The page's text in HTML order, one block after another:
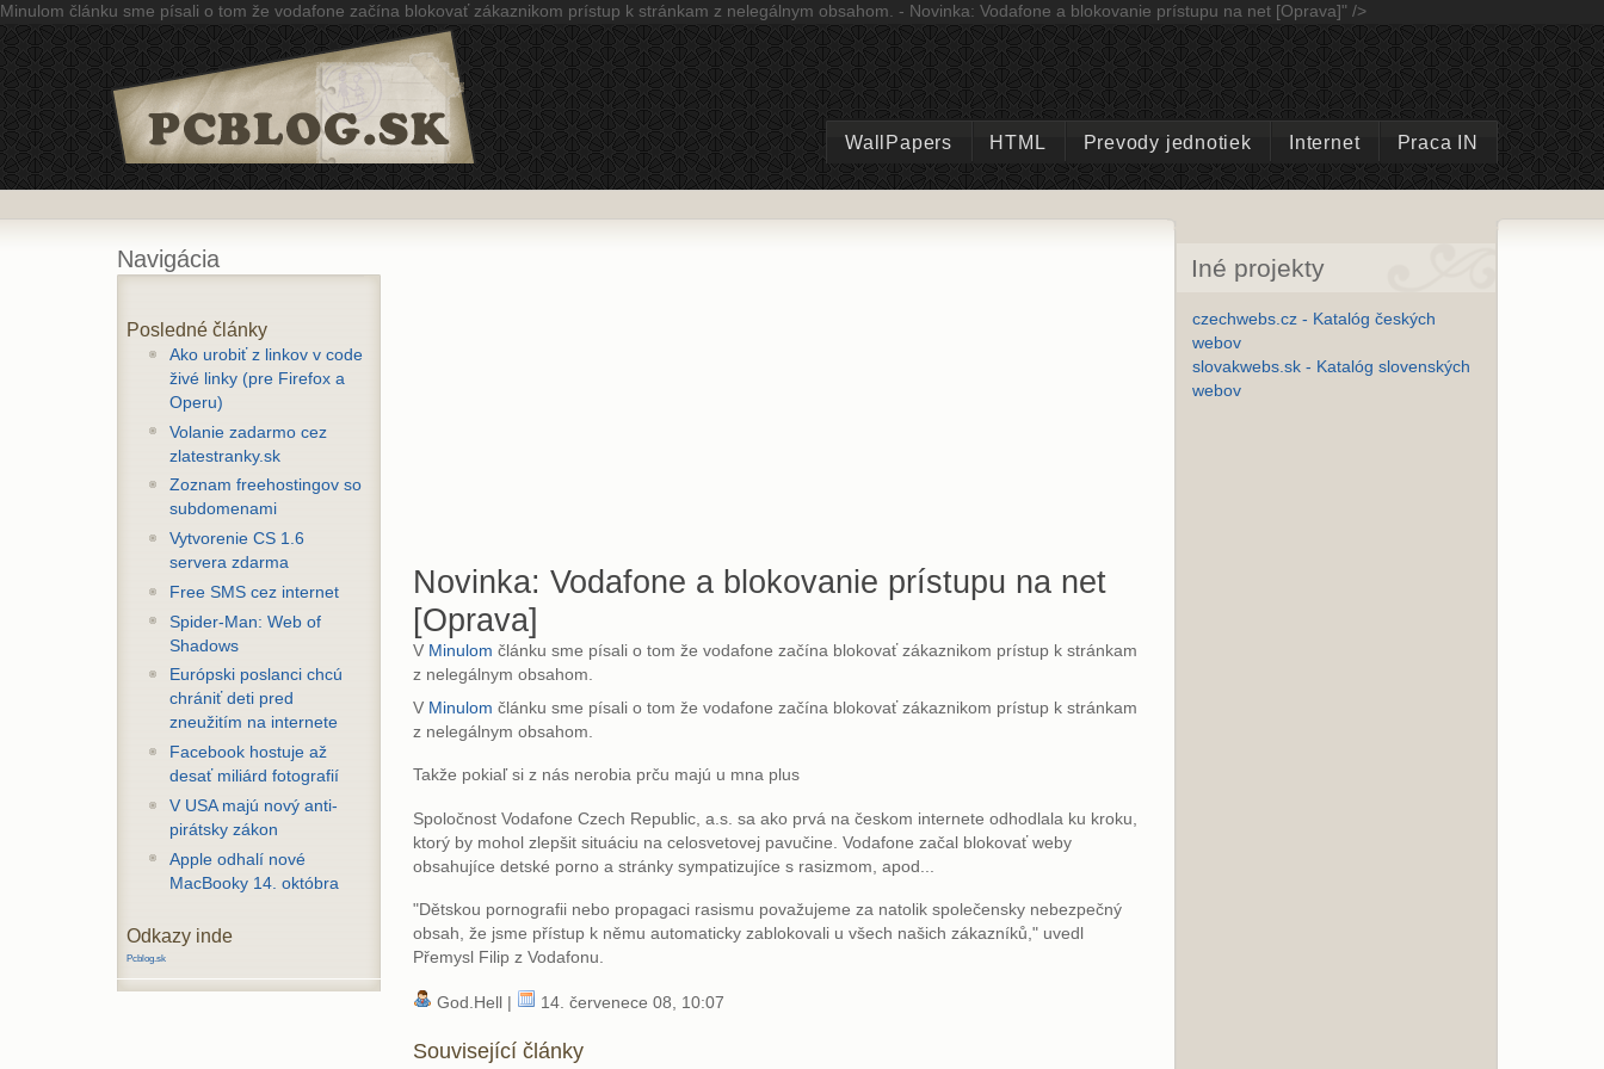
Minulom článku sme písali o tom že vodafone začína blokovať zákaznikom prístup k stránkam z nelegálnym obsahom. - Novinka: Vodafone a blokovanie prístupu na net [Oprava]" />
WallPapers HTML Prevody jednotiek Internet Praca IN
Navigácia
Posledné články
Ako urobiť z linkov v code
živé linky (pre Firefox a
Operu)
Volanie zadarmo cez
zlatestranky.sk
Zoznam freehostingov so
subdomenami
Vytvorenie CS 1.6
servera zdarma
Free SMS cez internet
Spider-Man: Web of
Shadows
Európski poslanci chcú
chrániť deti pred
zneužitím na internete
Facebook hostuje až
desať miliárd fotografií
V USA majú nový anti-
pirátsky zákon
Apple odhalí nové
MacBooky 14. októbra
Odkazy inde
Pcblog.sk
Novinka: Vodafone a blokovanie prístupu na net
[Oprava]
V Minulom článku sme písali o tom že vodafone začína blokovať zákaznikom prístup k stránkam
z nelegálnym obsahom.
V Minulom článku sme písali o tom že vodafone začína blokovať zákaznikom prístup k stránkam
z nelegálnym obsahom.
Takže pokiaľ si z nás nerobia prču majú u mna plus
Spoločnost Vodafone Czech Republic, a.s. sa ako prvá na českom internete odhodlala ku kroku,
ktorý by mohol zlepšit situáciu na celosvetovej pavučine. Vodafone začal blokovať weby
obsahujíce detské porno a stránky sympatizujíce s rasizmom, apod...
"Dětskou pornografii nebo propagaci rasismu považujeme za natolik společensky nebezpečný
obsah, že jsme přístup k němu automaticky zablokovali u všech našich zákazníků," uvedl
Přemysl Filip z Vodafonu.
God.Hell | 14. červenece 08, 10:07
Související články
Iné projekty
czechwebs.cz - Katalóg českých
webov
slovakwebs.sk - Katalóg slovenských
webov